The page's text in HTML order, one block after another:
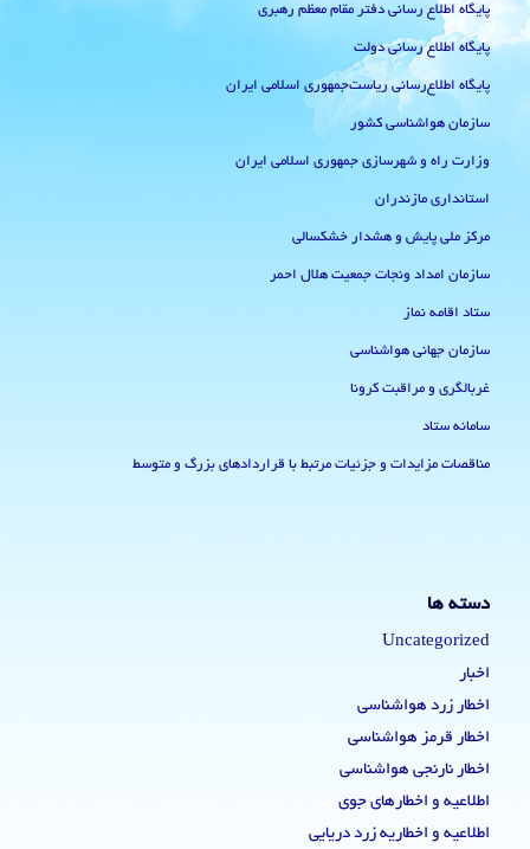
پایگاه اطلاع رسانی دفتر مقام معظم رهبری
پایگاه اطلاع رسانی دولت
پایگاه اطلاع‌رسانی ریاست‌جمهوری اسلامی ایران
سازمان هواشناسی کشور
وزارت راه و شهرسازی جمهوری اسلامی ایران
استانداری مازندران
مرکز ملی پایش و هشدار خشکسالی
سازمان امداد ونجات جمعیت هلال احمر
ستاد اقامه نماز
سازمان جهانی هواشناسی
غربالگری و مراقبت کرونا
سامانه ستاد
مناقصات مزایدات و جزئیات مرتبط با قراردادهای بزرگ و متوسط
دسته ها
Uncategorized
اخبار
اخطار زرد هواشناسی
اخطار قرمز هواشناسی
اخطار نارنجی هواشناسی
اطلاعیه و اخطارهای جوی
اطلاعیه و اخطاریه زرد دریایی